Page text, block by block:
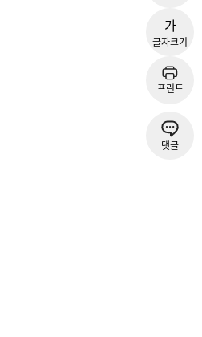
가
글자크기
프린트
댓글